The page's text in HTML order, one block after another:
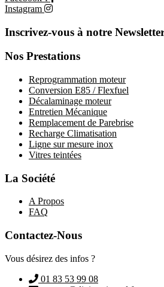
Instagram
Inscrivez-vous à notre
Nos Prestations
Reprogrammation moteur
Conversion E85 / Flexfuel
Décalaminage moteur
Entretien Mécanique
Remplacement de Parebrise
Recharge Climatisation
Ligne sur mesure inox
Vitres teintées
La Société
A Propos
FAQ
Contactez-Nous
Vous désirez des infos ?
01 83 53 99 08